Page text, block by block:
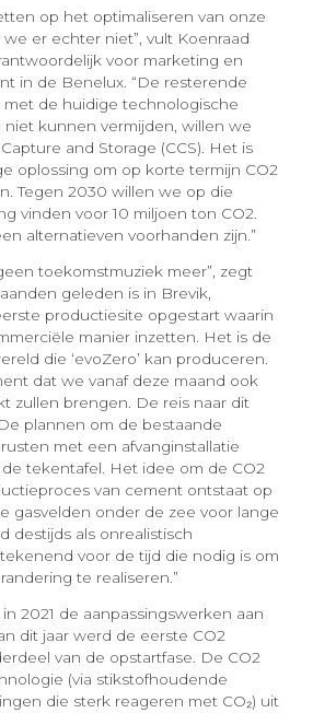
op het optimaliseren van onze
er echter niet”, vult Koenraad
voor marketing en
in de Benelux. “De resterende
met de huidige technologische
kunnen vermijden, willen we
and Storage (CCS). Het is
oplossing om op korte termijn CO2
Tegen 2030 willen we op die
vinden voor 10 miljoen ton CO2.
alternatieven voorhanden zijn.”
toekomstmuziek meer”, zegt
geleden is in Brevik,
productiesite opgestart waarin
manier inzetten. Het is de
die ‘evoZero’ kan produceren.
dat we vanaf deze maand ook
zullen brengen. De reis naar dit
plannen om de bestaande
met een afvanginstallatie
tekentafel. Het idee om de CO2
van cement ontstaat op
gasvelden onder de zee voor lange
destijds als onrealistisch
voor de tijd die nodig is om
te realiseren.”
2021 de aanpassingswerken aan
dit jaar werd de eerste CO2
van de opstartfase. De CO2
(via stikstofhoudende
die sterk reageren met CO₂) uit